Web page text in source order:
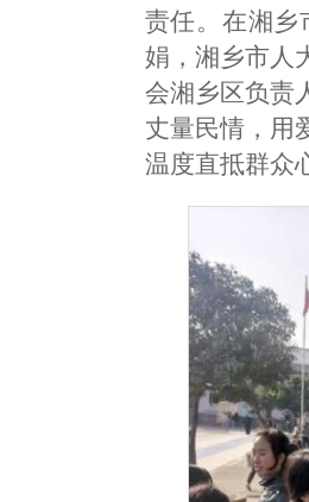
责任。在湘乡
娟，湘乡市人
会湘乡区负责
丈量民情，用
温度直抵群众